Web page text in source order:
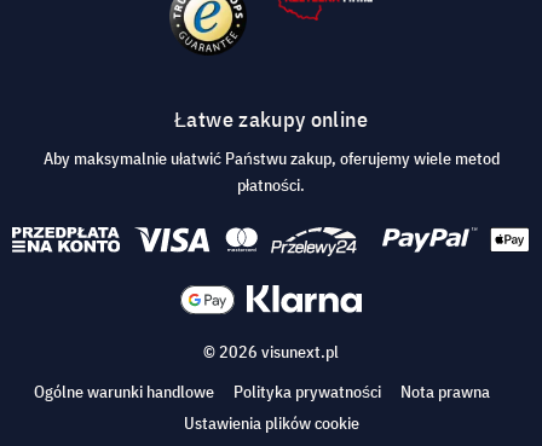
Łatwe zakupy online
Aby maksymalnie ułatwić Państwu zakup, oferujemy wiele metod
płatności.
© 2026 visunext.pl
Ogólne warunki handlowe
Polityka prywatności
Nota prawna
Ustawienia plików cookie